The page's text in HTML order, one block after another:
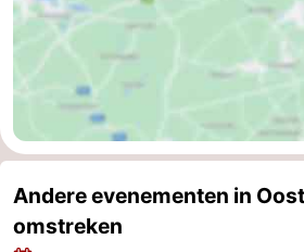
Nieuwpoort
Oostduinkerke
-
Koksijde
-
De
Panne
-
Natuur
Weer
Andere evenementen in
omstreken